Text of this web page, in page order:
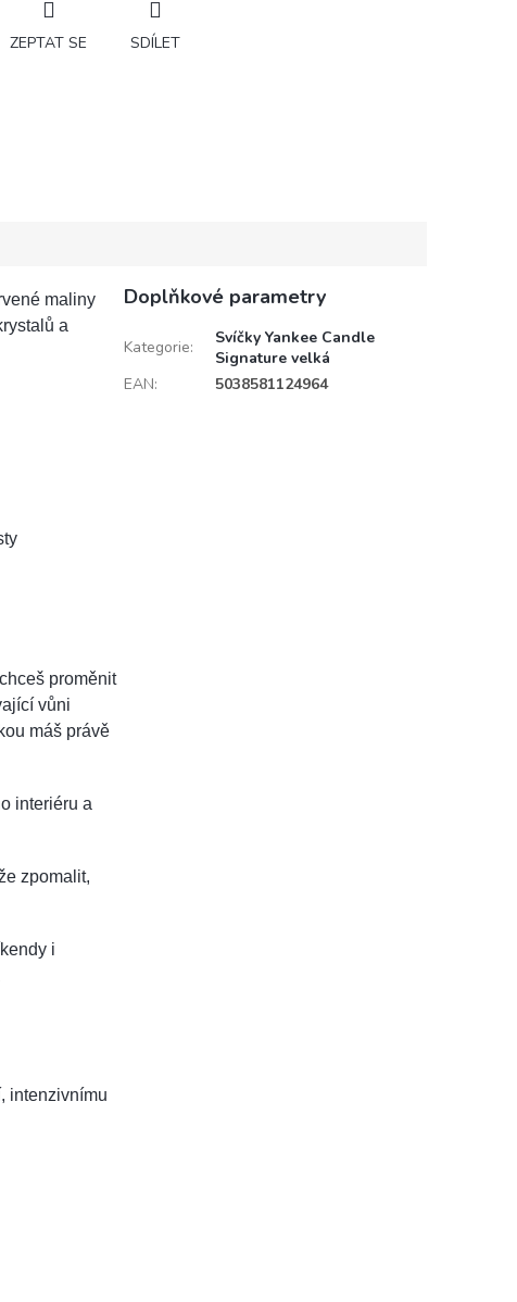
ZEPTAT SE SDÍLET
maliny
a
proměnit
vůni
máš právě
interiéru a
zpomalit,
i
intenzivnímu
Doplňkové parametry
Kategorie:
Svíčky Yankee Candle
Signature velká
EAN: 5038581124964